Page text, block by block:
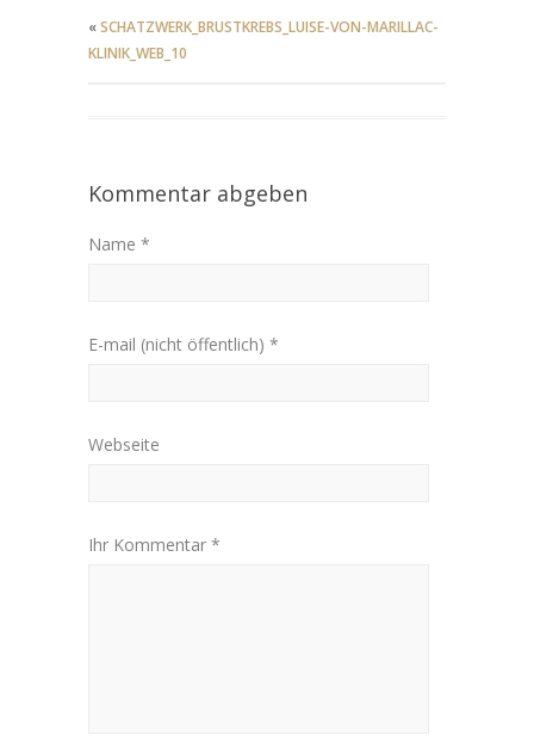
«SCHATZWERK_BRUSTKREBS_LUISE-VON-MARILLAC-
KLINIK_WEB_10
Kommentar abgeben
Name *
E-mail (nicht öffentlich) *
Webseite
Ihr Kommentar *